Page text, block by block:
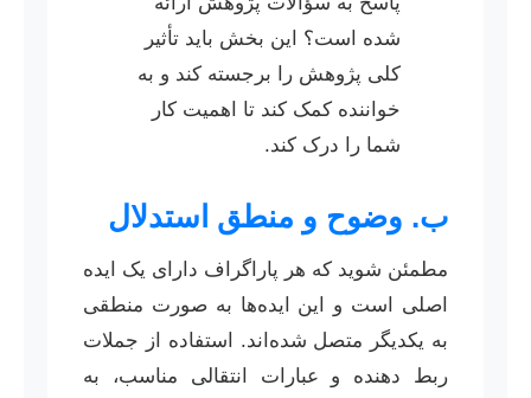
شده است؟ این بخش باید تأثیر
کلی پژوهش را برجسته کند و به
خواننده کمک کند تا اهمیت کار
شما را درک کند.
ب. وضوح و منطق استدلال
مطمئن شوید که هر پاراگراف دارای یک ایده
اصلی است و این ایده‌ها به صورت منطقی
به یکدیگر متصل شده‌اند. استفاده از جملات
ربط دهنده و عبارات انتقالی مناسب، به